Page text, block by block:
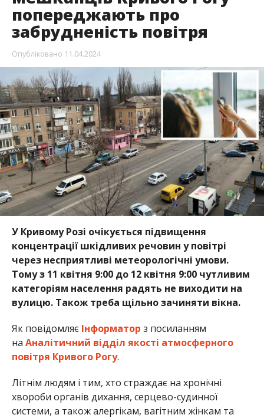
попереджають про
забрудненість повітря
Опубліковано 11.04.2024
У Кривому Розі очікується підвищення
концентрації шкідливих речовин у повітрі
через несприятливі метеорологічні умови.
Тому з 11 квітня 9:00 до 12 квітня 9:00 чутливим
категоріям населення радять не виходити на
вулицю. Також треба щільно зачиняти вікна.
Як повідомляє Інформатор з посиланням
на Аналітичний відділ якості атмосферного
повітря Кривого Рогу.
Літнім людям і тим, хто страждає на хронічні
хвороби органів дихання, серцево-судинної
системи, а також алергікам, вагітним жінкам та